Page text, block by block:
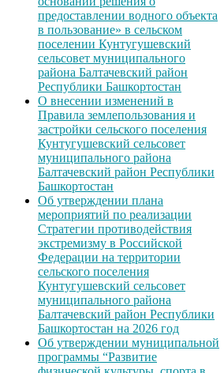
предоставлении водного объекта
в пользование» в сельском
поселении Кунтугушевский
сельсовет муниципального
района Балтачевский район
Республики Башкортостан
О внесении изменений в
Правила землепользования и
застройки сельского поселения
Кунтугушевский сельсовет
муниципального района
Балтачевский район Республики
Башкортостан
Об утверждении плана
мероприятий по реализации
Стратегии противодействия
экстремизму в Российской
Федерации на территории
сельского поселения
Кунтугушевский сельсовет
муниципального района
Балтачевский район Республики
Башкортостан на 2026 год
Об утверждении муниципальной
программы “Развитие